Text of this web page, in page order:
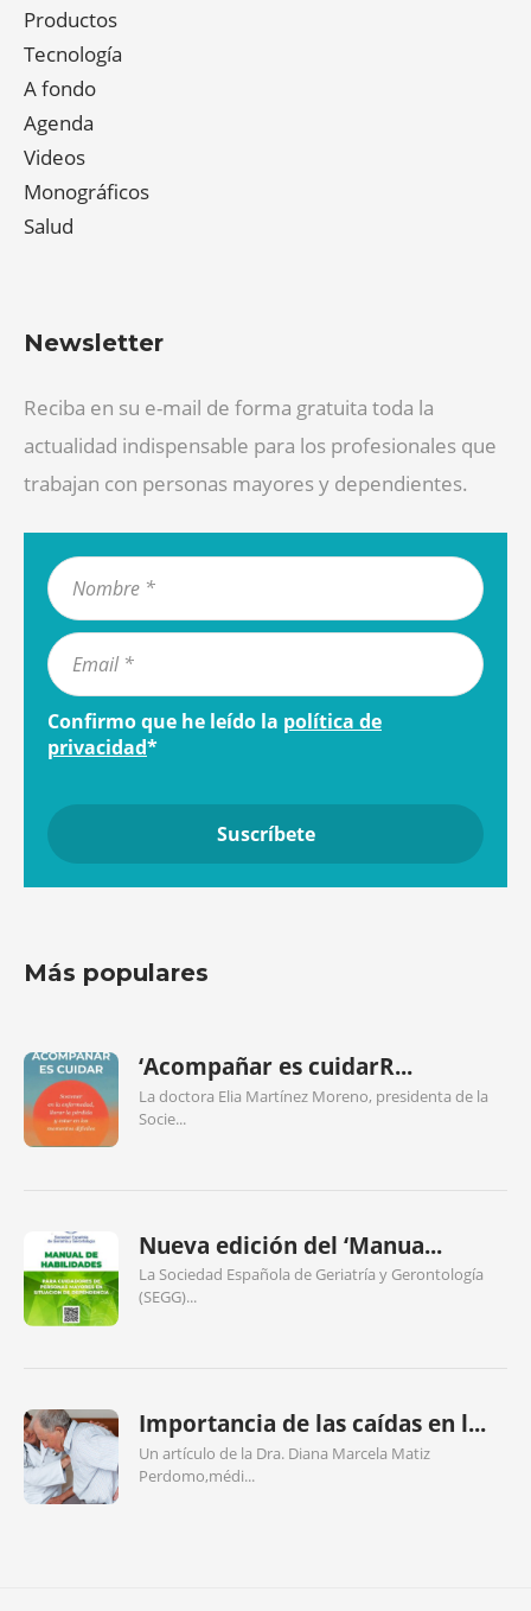
Productos
Tecnología
A fondo
Agenda
Videos
Monográficos
Salud
Newsletter
Reciba en su e-mail de forma gratuita toda la
actualidad indispensable para los profesionales que
trabajan con personas mayores y dependientes.
Confirmo que he leído la política de
privacidad*
Más populares
‘Acompañar es cuidarR...
La doctora Elia Martínez Moreno, presidenta de la
Socie...
Nueva edición del ‘Manua...
La Sociedad Española de Geriatría y Gerontología
(SEGG)...
Importancia de las caídas en l...
Un artículo de la Dra. Diana Marcela Matiz
Perdomo,médi...